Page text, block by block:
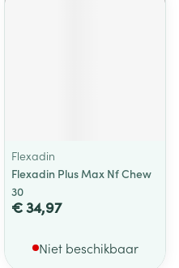
Flexadin
Flexadin Plus Max Nf Chew
30
€ 34,97
Niet beschikbaar